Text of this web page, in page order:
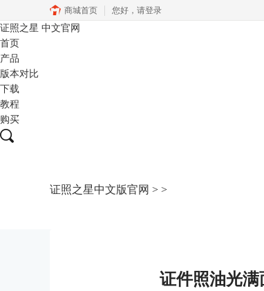
商城首页 您好， 请登录
证照之星 中文官网
首页
产品
版本对比
下载
教程
购买
证照之星中文版官网 > >
证件照油光